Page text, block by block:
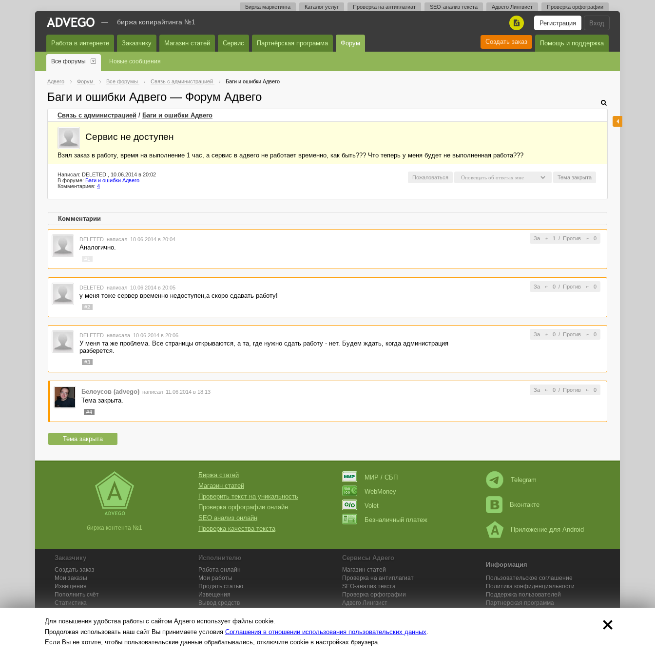
Биржа маркетинга Каталог услуг Проверка на антиплагиат SEO-анализ текста Адвего Лингвист Проверка орфографии
Вход
Регистрация
A
— биржа копирайтинга №1
Работа в интернете Заказчику Магазин статей Сервис Партнёрская программа Форум Помощь и поддержка
Создать заказ
Все форумы Новые сообщения
Адвего Форум Все форумы Связь с администрацией Баги и ошибки Адвего
Баги и ошибки Адвего — Форум Адвего
Связь с администрацией / Баги и ошибки Адвего
Сервис не доступен
Взял заказ в работу, время на выполнение 1 час, а сервис в адвего не работает временно, как быть??? Что теперь у меня будет не выполненная работа???
Тема закрыта
Пожаловаться
Написал: DELETED , 10.06.2014 в 20:02
В форуме: Баги и ошибки Адвего
Комментариев: 4
Комментарии
За 1 / Против 0
DELETED написал 10.06.2014 в 20:04
Аналогично.
За 0/ Против 0
DELETED написал 10.06.2014 в 20:05
у меня тоже сервер временно недоступен,а скоро сдавать работу!
#2
За 0/ Против 0
DELETED написала 10.06.2014 в 20:06
У меня та же проблема. Все страницы открываются, а та, где нужно сдать работу - нет. Будем ждать, когда администрация
разберется.
#3
За 0/ Против 0
Белоусов (advego) написал 11.06.2014 в 18:13
Тема закрыта.
#4
Тема закрыта
биржа контента №1
Биржа статей
Магазин статей
Проверить текст на уникальность
Проверка орфографии онлайн
SEO анализ онлайн
Проверка качества текста
МИР / СБП
WebMoney
Volet
Безналичный платеж
Telegram
Вконтакте
Приложение для Android
Заказчику
Создать заказ
Мои заказы
Извещения
Пополнить счёт
Статистика
Исполнителю
Работа онлайн
Мои работы
Продать статью
Извещения
Вывод средств
Сервисы Адвего
Магазин статей
Проверка на антиплагиат
SEO-анализ текста
Проверка орфографии
Адвего Лингвист
Информация
Пользовательское соглашение
Политика конфиденциальности
Поддержка пользователей
Партнерская программа
© Адвего — биржа контента №1. Копирайтинг, рерайтинг, переводы,работа на дому
Для повышения удобства работы с сайтом Адвего использует файлы cookie.
Продолжая использовать наш сайт Вы принимаете условия Соглашения в отношении использования пользовательских данных
Если Вы не хотите, чтобы пользовательские данные обрабатывались, отключите cookie в настройках браузера.